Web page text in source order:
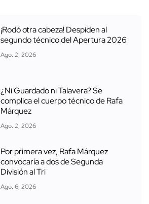
¡Rodó otra cabeza! Despiden al
segundo técnico del Apertura 2026
Ago. 2, 2026
¿Ni Guardado ni Talavera? Se
complica el cuerpo técnico de Rafa
Márquez
Ago. 2, 2026
Por primera vez, Rafa Márquez
convocaría a dos de Segunda
División al Tri
Ago. 6, 2026